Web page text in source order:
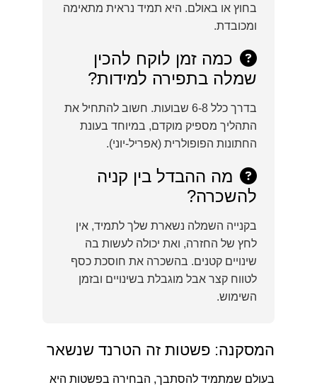
בחוץ או באולם. היא תמיד נראית מתאימה
ומכובדת.
כמה זמן לוקח להכין
שמלה בתפירה למידות?
בדרך כלל 6-8 שבועות. חשוב להתחיל את
התהליך מספיק מוקדם, במיוחד בעונת
החתונות הפופולרית (אפריל-יוני).
מה ההבדל בין קניה
להשכרה?
בקנייה השמלה נשארת שלך לתמיד, אין
לחץ של החזרה, ואת יכולה לעשות בה
שינויים קטנים. בהשכרה את חוסכת כסף
לטווח קצר אבל מוגבלת בשינויים ובזמן
השימוש.
המסקנה: פשטות זה הטרנד שנשאר
בעולם שמתמיד להסתבך, הבחירה בפשטות היא